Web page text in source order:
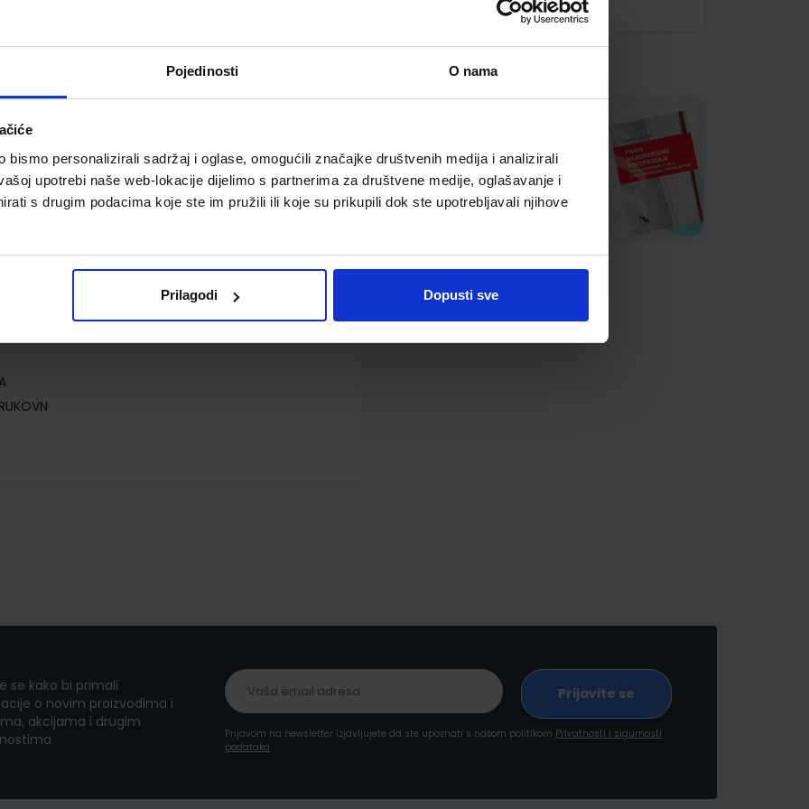
Pojedinosti O nama
bismo personalizirali sadržaj i oglase, omogućili značajke društvenih medija i analizirali
upotrebi naše web-lokacije dijelimo s partnerima za društvene medije, oglašavanje i
s drugim podacima koje ste im pružili ili koje su prikupili dok ste upotrebljavali njihove
Prilagodi Dopusti sve
se kako bi primali
o novim proizvodima i
akcijama i drugim
Prijavom na newsletter izjavljujete da ste upoznati s našom politikom Privatnosti i sigurnosti
podataka